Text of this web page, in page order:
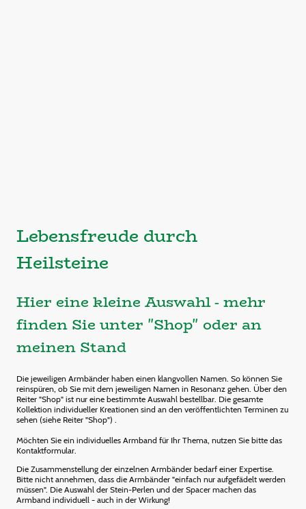
Lebensfreude durch
Heilsteine
Hier eine kleine Auswahl - mehr
finden Sie unter "Shop" oder an
meinen Stand
Die jeweiligen Armbänder haben einen klangvollen Namen. So können Sie
reinspüren, ob Sie mit dem jeweiligen Namen in Resonanz gehen. Über den
Reiter "Shop" ist nur eine bestimmte Auswahl bestellbar. Die gesamte
Kollektion individueller Kreationen sind an den veröffentlichten Terminen zu
sehen (siehe Reiter "Shop") .
Möchten Sie ein individuelles Armband für Ihr Thema, nutzen Sie bitte das
Kontaktformular.
Die Zusammenstellung der einzelnen Armbänder bedarf einer Expertise.
Bitte nicht annehmen, dass die Armbänder "einfach nur aufgefädelt werden
müssen". Die Auswahl der Stein-Perlen und der Spacer machen das
Armband individuell - auch in der Wirkung!